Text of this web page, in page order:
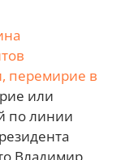
перемирие в
или
по линии